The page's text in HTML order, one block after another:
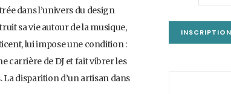
dans l’univers du design
sa vie autour de la musique,
lui impose une condition :
carrière de DJ et fait vibrer les
disparition d’un artisan dans